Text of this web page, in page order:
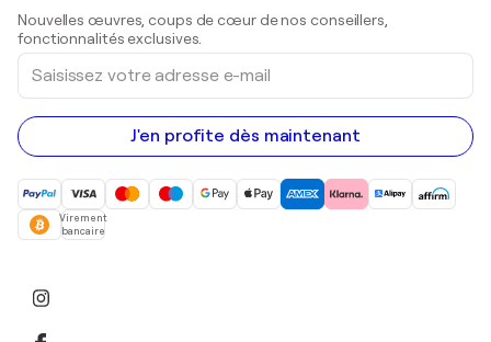
Peintures acryliques
Nouvelles œuvres, coups de cœur de nos conseillers,
fonctionnalités exclusives.
Saisissez
votre
adresse
e-
mail
J'en profite dès maintenant
Virement
bancaire